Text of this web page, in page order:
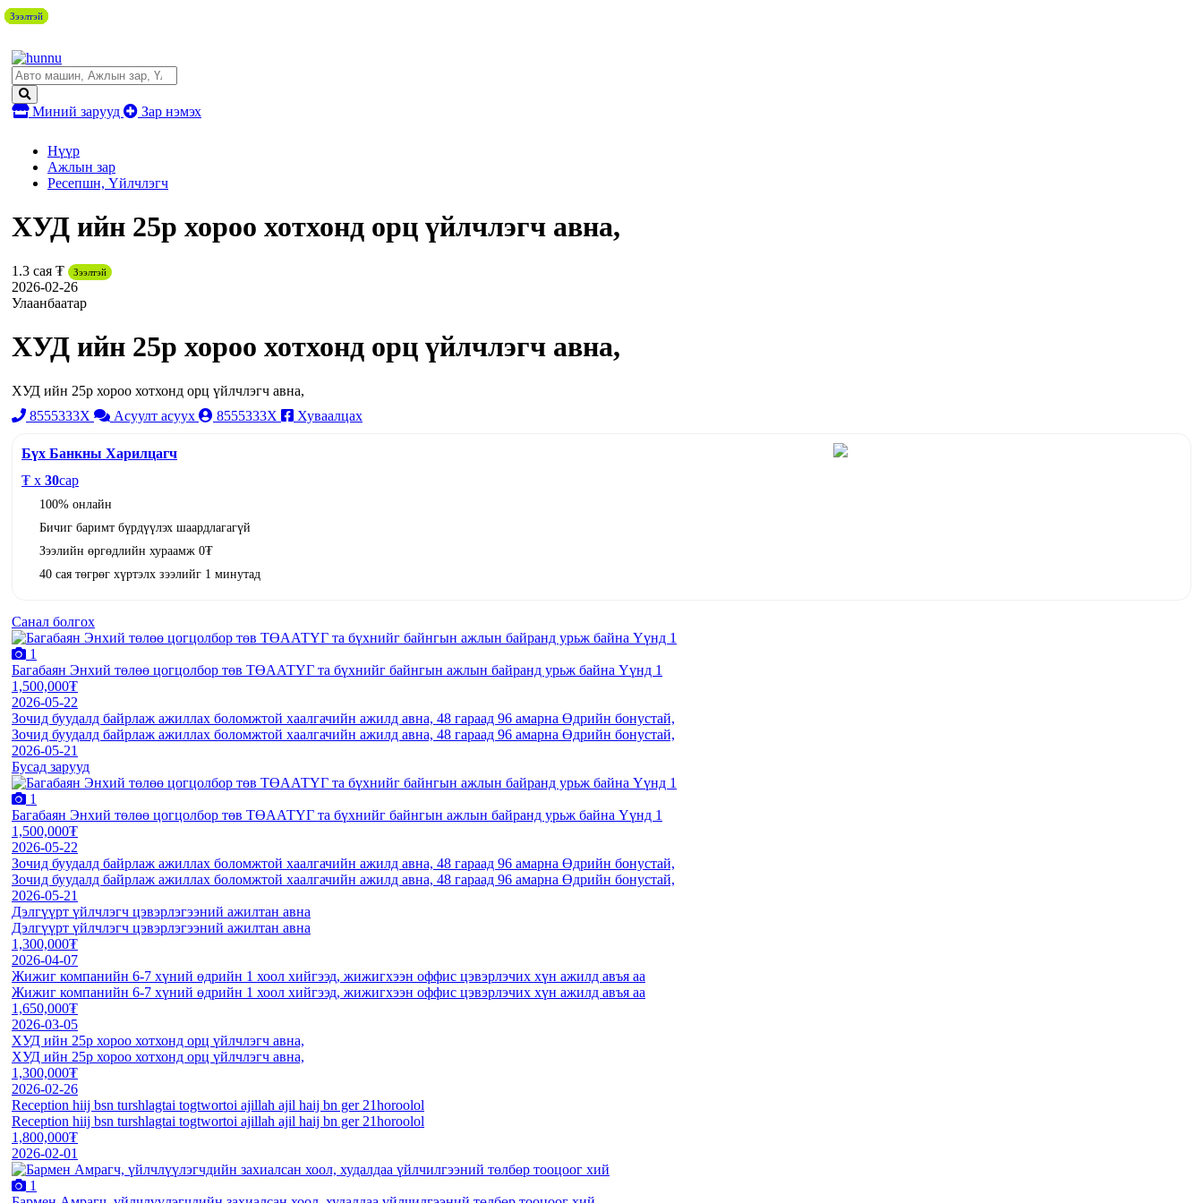
Миний зарууд Зар нэмэх
Нүүр
Ажлын зар
Ресепшн, Үйлчлэгч
ХУД ийн 25р хороо хотхонд орц үйлчлэгч авна,
1.3 сая ₮ Зээлтэй
2026-02-26
Улаанбаатар
ХУД ийн 25р хороо хотхонд орц үйлчлэгч авна,
ХУД ийн 25р хороо хотхонд орц үйлчлэгч авна,
8555333X
Асуулт асуух 8555333X Хуваалцах
Бүх Банкны Харилцагч
₮ x 30сар
100% онлайн
Бичиг баримт бүрдүүлэх шаардлагагүй
Зээлийн өргөдлийн хураамж 0₮
40 сая төгрөг хүртэлх зээлийг 1 минутад
Санал болгох
Зээлтэй
1
Багабаян Энхий төлөө цогцолбор төв ТӨААТҮГ та бүхнийг байнгын ажлын байранд урьж байна Үүнд 1
1,500,000₮
2026-05-22
Зочид буудалд байрлаж ажиллах боломжтой хаалгачийн ажилд авна, 48 гараад 96 амарна Өдрийн бонустай,
Зочид буудалд байрлаж ажиллах боломжтой хаалгачийн ажилд авна, 48 гараад 96 амарна Өдрийн бонустай,
2026-05-21
Бусад зарууд
Зээлтэй
1
Багабаян Энхий төлөө цогцолбор төв ТӨААТҮГ та бүхнийг байнгын ажлын байранд урьж байна Үүнд 1
1,500,000₮
2026-05-22
Зочид буудалд байрлаж ажиллах боломжтой хаалгачийн ажилд авна, 48 гараад 96 амарна Өдрийн бонустай,
Зочид буудалд байрлаж ажиллах боломжтой хаалгачийн ажилд авна, 48 гараад 96 амарна Өдрийн бонустай,
2026-05-21
Дэлгүүрт үйлчлэгч цэвэрлэгээний ажилтан авна
Зээлтэй
Дэлгүүрт үйлчлэгч цэвэрлэгээний ажилтан авна
1,300,000₮
2026-04-07
Жижиг компанийн 6-7 хүний өдрийн 1 хоол хийгээд, жижигхээн оффис цэвэрлэчих хүн ажилд авъя аа
Зээлтэй
Жижиг компанийн 6-7 хүний өдрийн 1 хоол хийгээд, жижигхээн оффис цэвэрлэчих хүн ажилд авъя аа
1,650,000₮
2026-03-05
ХУД ийн 25р хороо хотхонд орц үйлчлэгч авна,
Зээлтэй
ХУД ийн 25р хороо хотхонд орц үйлчлэгч авна,
1,300,000₮
2026-02-26
Reception hiij bsn turshlagtai togtwortoi ajillah ajil haij bn ger 21horoolol
Зээлтэй
Reception hiij bsn turshlagtai togtwortoi ajillah ajil haij bn ger 21horoolol
1,800,000₮
2026-02-01
Зээлтэй
1
Зээлтэй
Зээлтэй